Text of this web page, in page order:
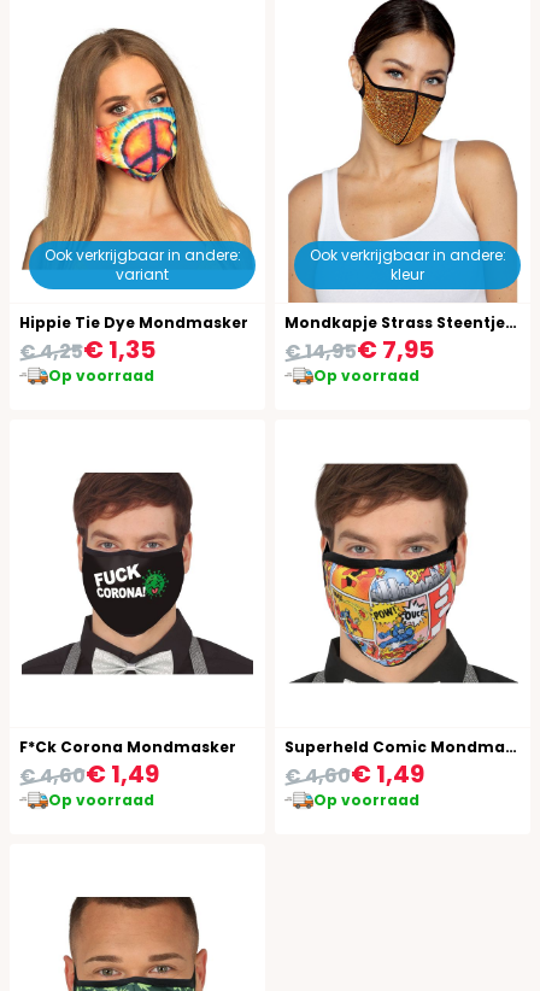
Ook verkrijgbaar in andere:
variant
Hippie Tie Dye Mondmasker
€ 1,35
€ 4,25
Op voorraad
Ook verkrijgbaar in andere:
kleur
Mondkapje Strass Steentjes Oranje
€ 7,95
€ 14,95
Op voorraad
F*Ck Corona Mondmasker
€ 1,49
€ 4,60
Op voorraad
Superheld Comic Mondmasker
€ 1,49
€ 4,60
Op voorraad